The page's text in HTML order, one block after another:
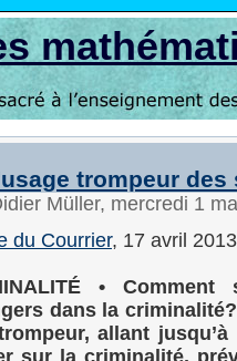
trompeur
Müller, mercredi 1
du Courrier, 17 avril 2013
•
dans la
allant
sur la criminalité,